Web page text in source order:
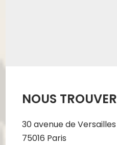
NOUS TROUVER
30 avenue de Versailles
75016 Paris